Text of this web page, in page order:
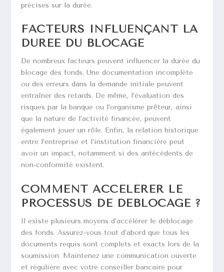
précises sur la durée.
FACTEURS INFLUENÇANT LA
DURÉE DU BLOCAGE
De nombreux facteurs peuvent influencer la durée du
blocage des fonds. Une documentation incomplète
ou des erreurs dans la demande initiale peuvent
entraîner des retards. De même, l’évaluation des
risques par la banque ou l’organisme prêteur, ainsi
que la nature de l’activité financée, peuvent
également jouer un rôle. Enfin, la relation historique
entre l’entreprise et l’institution financière peut
avoir un impact, notamment si des antécédents de
non-conformité existent.
COMMENT ACCÉLÉRER LE
PROCESSUS DE DÉBLOCAGE ?
Il existe plusieurs moyens d’accélérer le déblocage
des fonds. Assurez-vous tout d’abord que tous les
documents requis sont complets et exacts lors de la
soumission. Maintenez une communication ouverte
et régulière avec votre conseiller bancaire pour